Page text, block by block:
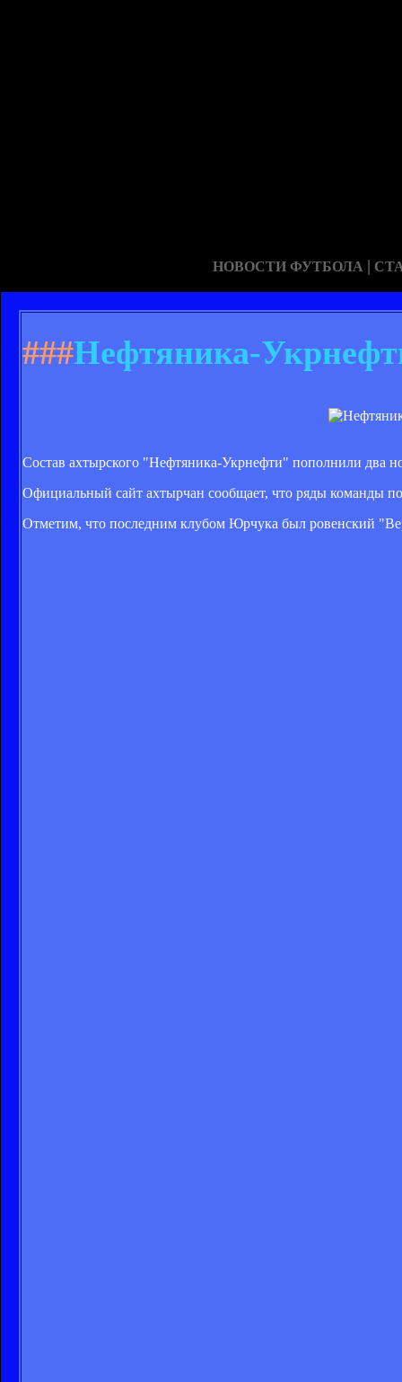
НОВОСТИ ФУТБОЛА |
###Нефтяника-
Состав ахтырского "Нефтяника-Укрнефти" пополнили два
Официальный сайт ахтырчан сообщает, что ряды команды
Отметим, что последним клубом Юрчука был ровенский